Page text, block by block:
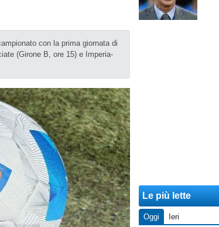
con la prima giornata di
(Girone B, ore 15) e Imperia-
Le più lette
Oggi
Ieri